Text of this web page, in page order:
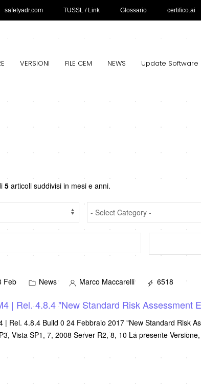
safetyadr.com TUSSL / Link Glossario certifico.ai
VERSIONI FILE CEM NEWS Update Software
5 articoli suddivisi in mesi e anni.
Feb News Marco Maccarelli 6518
| Rel. 4.8.4 "New Standard Risk Assessment
| Rel. 4.8.4 Build 0 24 Febbraio 2017 "New Standard Risk
XP SP3, Vista SP1, 7, 2008 Server R2, 8, 10 La